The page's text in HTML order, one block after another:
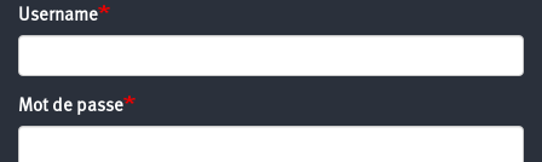
Username
Mot de passe